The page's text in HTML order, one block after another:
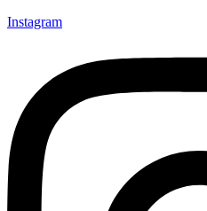
Instagram